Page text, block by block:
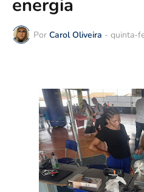
energia
Por Carol Oliveira - quinta-